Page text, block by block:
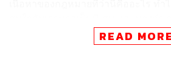
ฉบับนี้ กำลังจะทำให้ประเทศไทยพ่าย
เศรษฐกิจดิจิทัล ที่กำลังแข่งขันกันอย่า
READ MORE